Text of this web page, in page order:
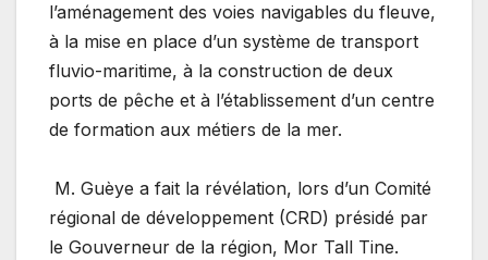
l’aménagement des voies navigables du fleuve,
à la mise en place d’un système de transport
fluvio-maritime, à la construction de deux
ports de pêche et à l’établissement d’un centre
de formation aux métiers de la mer.
M. Guèye a fait la révélation, lors d’un Comité
régional de développement (CRD) présidé par
le Gouverneur de la région, Mor Tall Tine.